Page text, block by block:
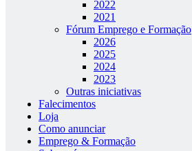
2022
2021
Fórum Emprego e Formação
2026
2025
2024
2023
Outras iniciativas
Falecimentos
Loja
Como anunciar
Emprego & Formação